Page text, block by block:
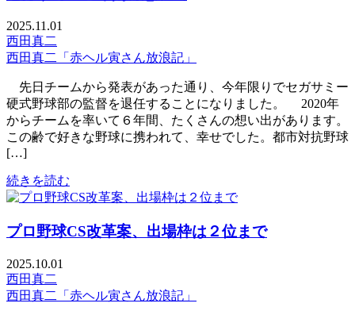
2025.11.01
西田真二
西田真二「赤ヘル寅さん放浪記」
先日チームから発表があった通り、今年限りでセガサミー
硬式野球部の監督を退任することになりました。 2020年
からチームを率いて６年間、たくさんの想い出があります。
この齢で好きな野球に携われて、幸せでした。都市対抗野球
[…]
続きを読む
プロ野球CS改革案、出場枠は２位まで
2025.10.01
西田真二
西田真二「赤ヘル寅さん放浪記」